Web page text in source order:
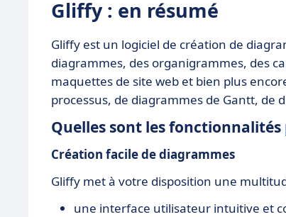
Gliffy : en résumé
Gliffy est un logiciel de création de
diagrammes, des organigrammes, des
maquettes de site web et bien plus
processus, de diagrammes de Gantt, de
Quelles sont les fonctionnalités
Création facile de diagrammes
Gliffy met à votre disposition une
une interface utilisateur intuitive et